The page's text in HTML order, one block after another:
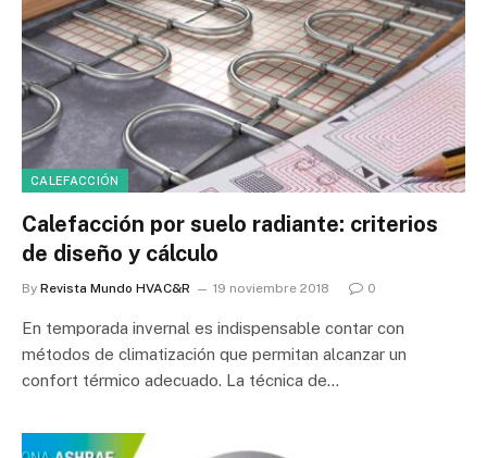
CALEFACCIÓN
Calefacción por suelo radiante: criterios
de diseño y cálculo
By Revista Mundo HVAC&R 19 noviembre 2018 0
En temporada invernal es indispensable contar con
métodos de climatización que permitan alcanzar un
confort térmico adecuado. La técnica de…